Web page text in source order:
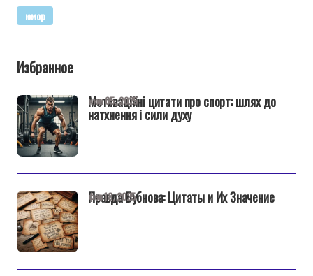
юмор
Избранное
Мотиваційні цитати про спорт: шлях до
натхнення і сили духу
июн 05, 2025
Правда Бубнова: Цитаты и Их Значение
фев 18, 2025